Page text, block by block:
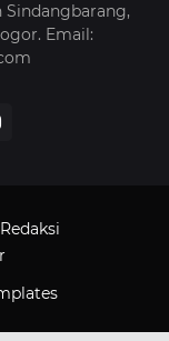
Sindangbarang,
Email:
Redaksi